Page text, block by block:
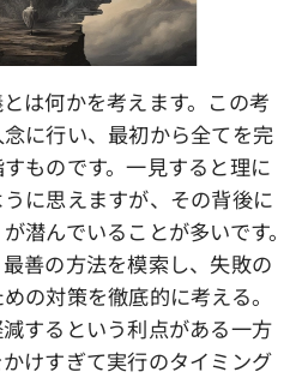
は何かを考えます。この考
に行い、最初から全てを完
ものです。一見すると理に
に思えますが、その背後に
潜んでいることが多いです。
善の方法を模索し、失敗の
の対策を徹底的に考える。
するという利点がある一方
けすぎて実行のタイミング